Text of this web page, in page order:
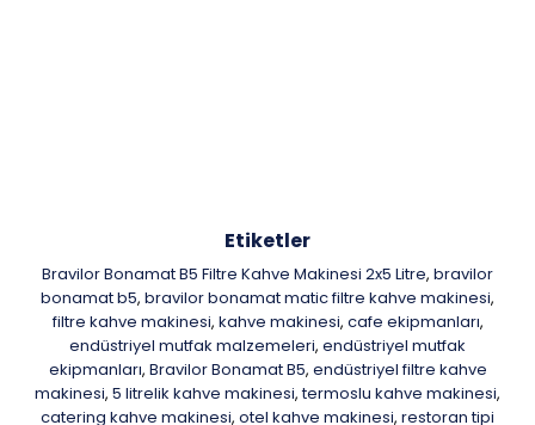
Etiketler
Bravilor Bonamat B5 Filtre Kahve Makinesi 2x5 Litre, bravilor
bonamat b5, bravilor bonamat matic filtre kahve makinesi,
filtre kahve makinesi, kahve makinesi, cafe ekipmanları,
endüstriyel mutfak malzemeleri, endüstriyel mutfak
ekipmanları, Bravilor Bonamat B5, endüstriyel filtre kahve
makinesi, 5 litrelik kahve makinesi, termoslu kahve makinesi,
catering kahve makinesi, otel kahve makinesi, restoran tipi